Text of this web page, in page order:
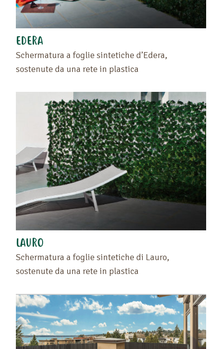
EDERA
Schermatura a foglie sintetiche d’Edera,
sostenute da una rete in plastica
LAURO
Schermatura a foglie sintetiche di Lauro,
sostenute da una rete in plastica